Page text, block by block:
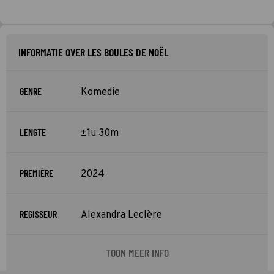
INFORMATIE OVER LES BOULES DE NOËL
GENRE Komedie
LENGTE ±1u 30m
PREMIÈRE 2024
REGISSEUR Alexandra Leclère
TOON MEER INFO